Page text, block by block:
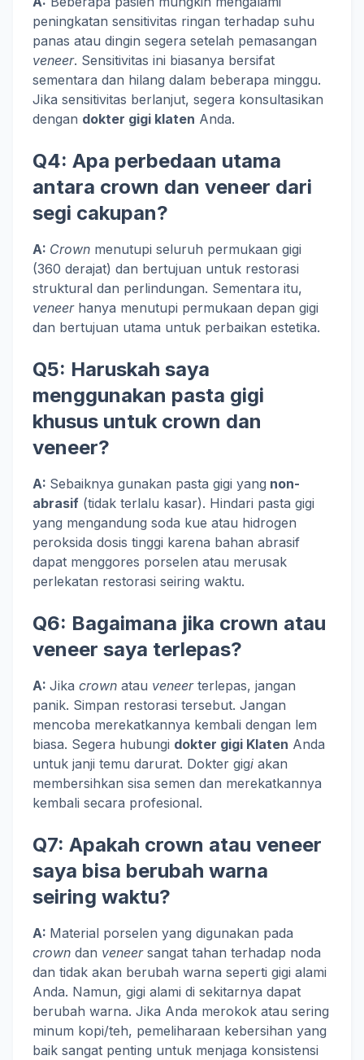
peningkatan sensitivitas ringan terhadap suhu
panas atau dingin segera setelah pemasangan
veneer. Sensitivitas ini biasanya bersifat
sementara dan hilang dalam beberapa minggu.
Jika sensitivitas berlanjut, segera konsultasikan
dengan dokter gigi klaten Anda.
Q4: Apa perbedaan utama
antara crown dan veneer dari
segi cakupan?
A: Crown menutupi seluruh permukaan gigi
(360 derajat) dan bertujuan untuk restorasi
struktural dan perlindungan. Sementara itu,
veneer hanya menutupi permukaan depan gigi
dan bertujuan utama untuk perbaikan estetika.
Q5: Haruskah saya
menggunakan pasta gigi
khusus untuk crown dan
veneer?
A: Sebaiknya gunakan pasta gigi yang non-
abrasif (tidak terlalu kasar). Hindari pasta gigi
yang mengandung soda kue atau hidrogen
peroksida dosis tinggi karena bahan abrasif
dapat menggores porselen atau merusak
perlekatan restorasi seiring waktu.
Q6: Bagaimana jika crown atau
veneer saya terlepas?
A: Jika crown atau veneer terlepas, jangan
panik. Simpan restorasi tersebut. Jangan
mencoba merekatkannya kembali dengan lem
biasa. Segera hubungi dokter gigi Klaten Anda
untuk janji temu darurat. Dokter gigi akan
membersihkan sisa semen dan merekatkannya
kembali secara profesional.
Q7: Apakah crown atau veneer
saya bisa berubah warna
seiring waktu?
A: Material porselen yang digunakan pada
crown dan veneer sangat tahan terhadap noda
dan tidak akan berubah warna seperti gigi alami
Anda. Namun, gigi alami di sekitarnya dapat
berubah warna. Jika Anda merokok atau sering
minum kopi/teh, pemeliharaan kebersihan yang
baik sangat penting untuk menjaga konsistensi